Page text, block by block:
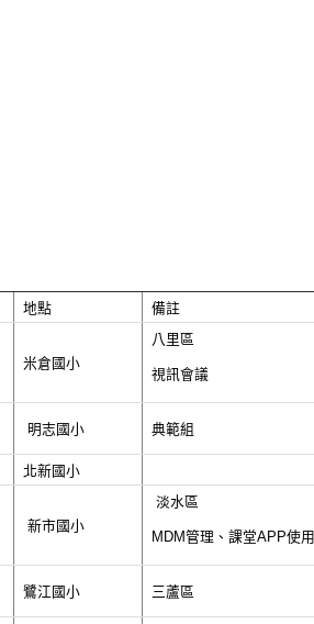
地點 備註
米倉國小
八里區
視訊會議
明志國小 典範組
北新國小
新市國小
淡水區
MDM管理、課堂APP使用
鷺江國小 三蘆區